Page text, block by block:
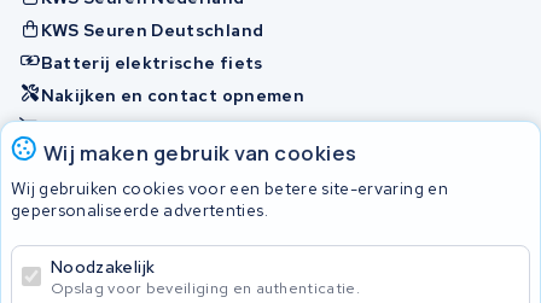
Wij maken gebruik van cookies
Wij gebruiken cookies voor een betere site-ervaring en
gepersonaliseerde advertenties.
Noodzakelijk
Opslag voor beveiliging en authenticatie.
KWS Seuren Deutschland
Batterij elektrische fiets
Nakijken en contact opnemen
Onherstelbaar
Accu's
© 2026 KWS Seuren